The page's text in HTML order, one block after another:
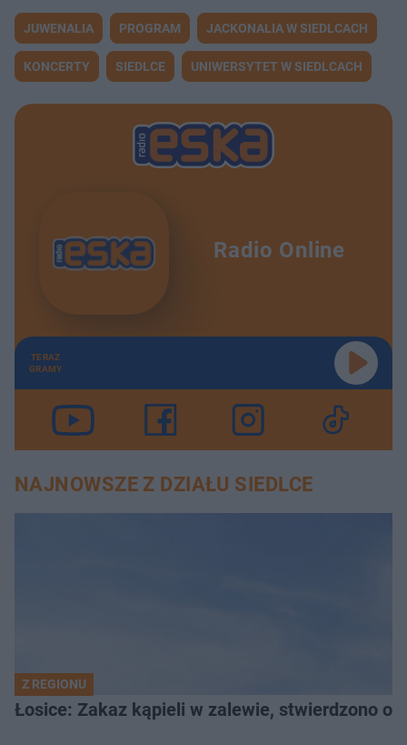
JUWENALIA PROGRAM JACKONALIA W SIEDLCACH
KONCERTY SIEDLCE UNIWERSYTET W SIEDLCACH
Radio Online
TERAZ
GRAMY
NAJNOWSZE Z DZIAŁU SIEDLCE
Z REGIONU
Łosice: Zakaz kąpieli w zalewie, stwierdzono